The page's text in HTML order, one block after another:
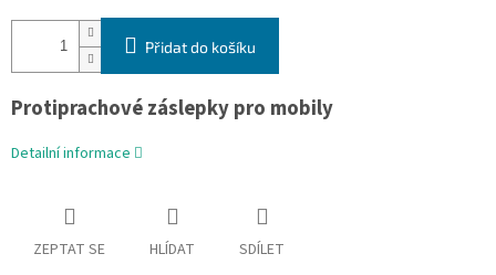
Přidat do košíku
Protiprachové záslepky pro mobily
Detailní informace
ZEPTAT SE HLÍDAT SDÍLET